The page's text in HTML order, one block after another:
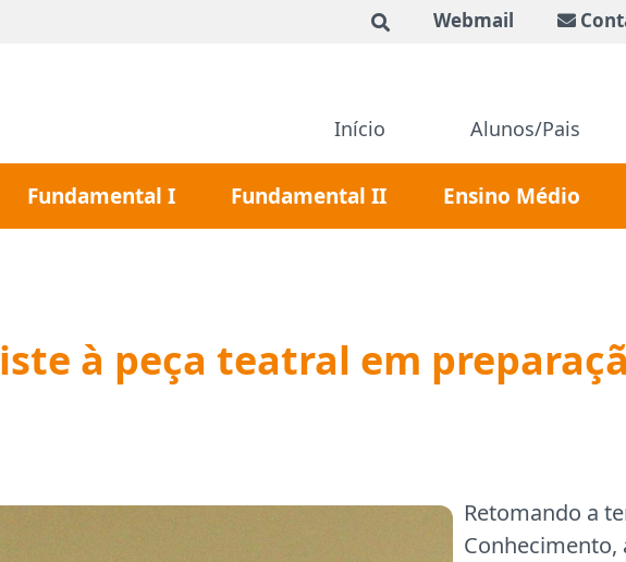
Webmail
Início Alunos/Pais
Fundamental I Fundamental II Ensino Médio
à peça teatral em
Retomando a
Conhecimento,